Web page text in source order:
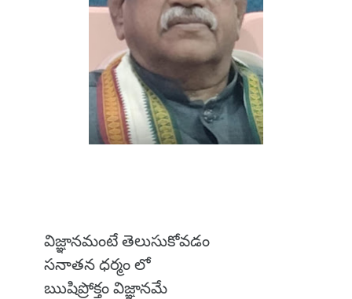
విజ్ఞానమంటే తెలుసుకోవడం
సనాతన ధర్మం లో
ఋషిప్రోక్తం విజ్ఞానమే